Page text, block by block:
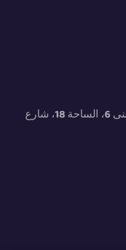
1501، الطابق الخامس عشر، مبنى 6، الساحة 18، شارع